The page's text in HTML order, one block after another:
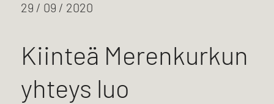
29 / 09 / 2020
Kiinteä Merenkurkun
yhteys luo